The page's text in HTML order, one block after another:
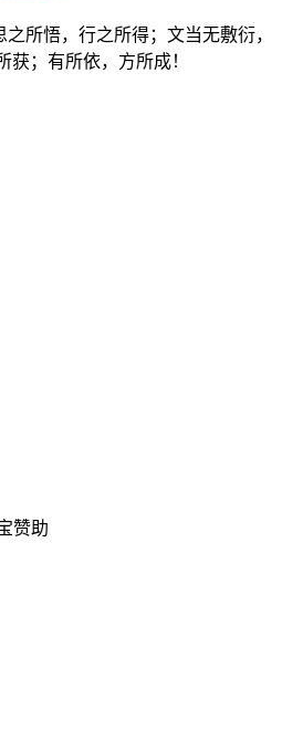
所悟，行之所得；文当无敷衍，
获；有所依，方所成！
赞助